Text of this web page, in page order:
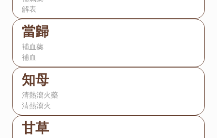
解表
當歸
補血藥
補血
知母
清熱瀉火藥
清熱瀉火
甘草